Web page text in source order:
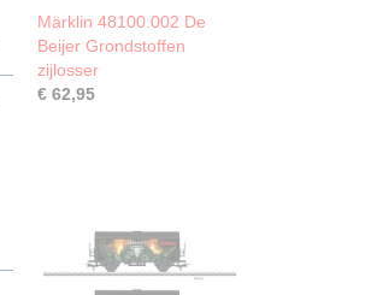
Märklin 48100.002 De
Beijer Grondstoffen
zijlosser
€ 62,95